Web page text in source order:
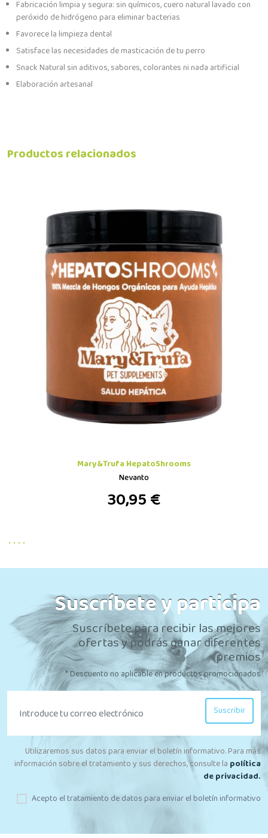
Fabricación limpia y segura: sin químicos, cuero natural lavado con
peróxido de hidrógeno para eliminar bacterias
Favorece la limpieza dental
Satisface las necesidades de masticación de tu perro
Snack Natural sin aditivos, sabores, colorantes ni nada artificial
Elaboración artesanal
Productos relacionados
Mary&Trufa HepatoShrooms
Nevanto
30,95 €
Suscríbete y participa
Suscríbete para recibir las mejores
ofertas y podrás ganar diferentes
premios
* Descuento no aplicable en productos promocionados
Suscribir
Utilizaremos sus datos para enviar el boletín informativo. Para más
información sobre el tratamiento y sus derechos, consulte la política
de privacidad.
Acepto el tratamiento de datos para enviar el boletín informativo